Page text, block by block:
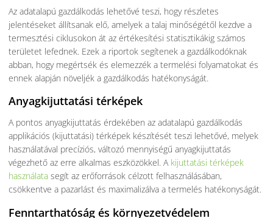
Az adatalapú gazdálkodás lehetővé teszi, hogy részletes
jelentéseket állítsanak elő, amelyek a talaj minőségétől kezdve a
termesztési ciklusokon át az értékesítési statisztikákig számos
területet lefednek. Ezek a riportok segítenek a gazdálkodóknak
abban, hogy megértsék és elemezzék a termelési folyamatokat és
ennek alapján növeljék a gazdálkodás hatékonyságát.
Anyagkijuttatási térképek
A pontos anyagkijuttatás érdekében az adatalapú gazdálkodás
applikációs (kijuttatási) térképek készítését teszi lehetővé, melyek
használatával precíziós, változó mennyiségű anyagkijuttatás
végezhető az erre alkalmas eszközökkel. A kijuttatási térképek
használatasegít az erőforrások célzott felhasználásában,
csökkentve a pazarlást és maximalizálva a termelés hatékonyságát.
Fenntarthatóság és környezetvédelem